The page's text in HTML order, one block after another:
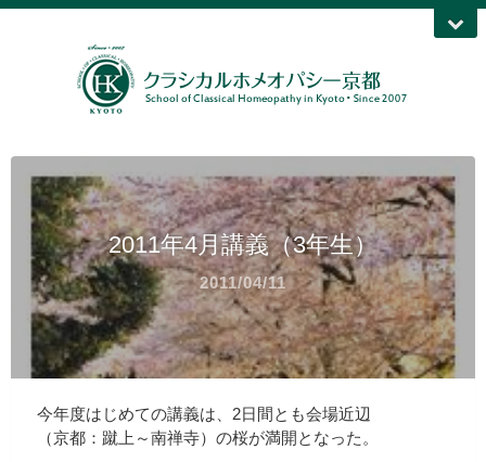
2011年4月講義（3年生）
2011/04/11
今年度はじめての講義は、2日間とも会場近辺
（京都：蹴上～南禅寺）の桜が満開となった。